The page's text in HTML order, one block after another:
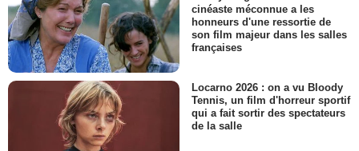
cinéaste méconnue a les
honneurs d'une ressortie de
son film majeur dans les salles
françaises
Locarno 2026 : on a vu Bloody
Tennis, un film d'horreur sportif
qui a fait sortir des spectateurs
de la salle